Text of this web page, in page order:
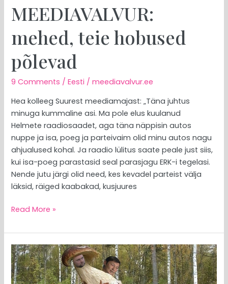
MEEDIAVALVUR:
mehed, teie hobused
põlevad
9 Comments /Eesti /meediavalvur.ee
Hea kolleeg Suurest meediamajast: „Täna juhtus
minuga kummaline asi. Ma pole elus kuulanud
Helmete raadiosaadet, aga täna näppisin autos
nuppe ja isa, poeg ja parteivaim olid minu autos nagu
ahjualused kohal. Ja raadio lülitus saate peale just siis,
kui isa-poeg parastasid seal parasjagu ERK-i tegelasi.
Nende jutu järgi olid need, kes kevadel parteist välja
läksid, räiged kaabakad, kusjuures
Read More »
MEEDIAVALVUR:
„Madison
ronis